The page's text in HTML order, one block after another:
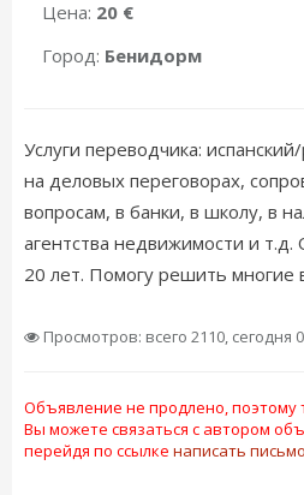
Цена: 20 €
Город: Бенидорм
Услуги переводчика:
на деловых переговорах,
вопросам, в банки, в школу, в
агентства недвижимости и
20 лет. Помогу решить многие
Просмотров: всего 2110, сегодня 0
Объявление не продлено, поэтому
Вы можете связаться с автором
перейдя по ссылке написать